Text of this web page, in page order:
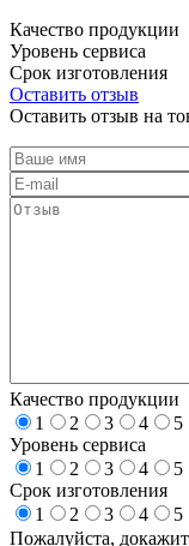
Качество продукции
Уровень сервиса
Срок изготовления
Оставить отзыв
Оставить отзыв на
Качество продукции
1
2 3 4
5
Уровень сервиса
1
2 3 4
5
Срок изготовления
1
2 3 4
5
Пожалуйста,